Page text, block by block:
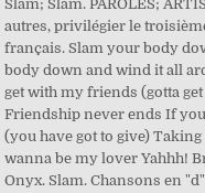
Slam; Slam. PAROLES;
autres, privilégier le
français. Slam your body
body down and wind it all
get with my friends (gotta
Friendship never ends If
(you have got to give)
wanna be my lover Yahhh!
Onyx. Slam. Chansons en